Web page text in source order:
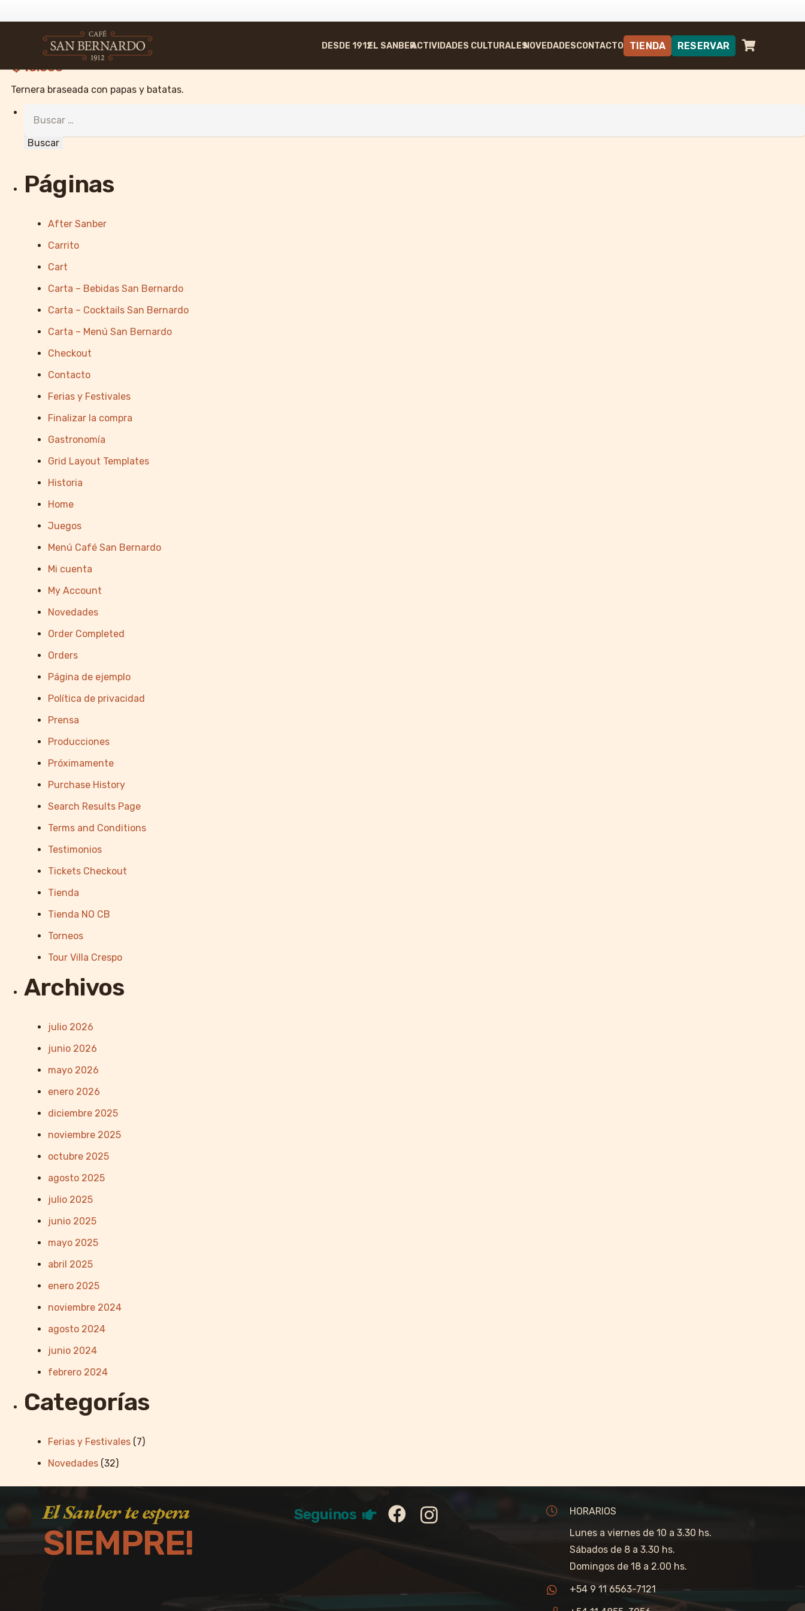
DESDE 1912EL SANBERACTIVIDADES CULTURALESNOVEDADESCONTACTO TIENDA RESERVAR
Menú del Viernes
Viernes
$ 18.000
Ternera braseada con papas y batatas.
Páginas
After Sanber
Carrito
Cart
Carta – Bebidas San Bernardo
Carta – Cocktails San Bernardo
Carta – Menú San Bernardo
Checkout
Contacto
Ferias y Festivales
Finalizar la compra
Gastronomía
Grid Layout Templates
Historia
Home
Juegos
Menú Café San Bernardo
Mi cuenta
My Account
Novedades
Order Completed
Orders
Página de ejemplo
Política de privacidad
Prensa
Producciones
Próximamente
Purchase History
Search Results Page
Terms and Conditions
Testimonios
Tickets Checkout
Tienda
Tienda NO CB
Torneos
Tour Villa Crespo
Archivos
julio 2026
junio 2026
mayo 2026
enero 2026
diciembre 2025
noviembre 2025
octubre 2025
agosto 2025
julio 2025
junio 2025
mayo 2025
abril 2025
enero 2025
noviembre 2024
agosto 2024
junio 2024
febrero 2024
Categorías
Ferias y Festivales (7)
Novedades (32)
El Sanber te espera
SIEMPRE!
Seguinos
HORARIOS
Lunes a viernes de 10 a 3.30 hs.
Sábados de 8 a 3.30 hs.
Domingos de 18 a 2.00 hs.
+54 9 11 6563-7121